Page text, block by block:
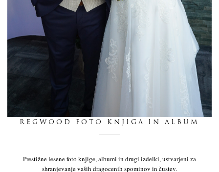
REGWOOD FOTO KNJIGA IN ALBUM
Prestižne lesene foto knjige, albumi in drugi izdelki, ustvarjeni za
shranjevanje vaših dragocenih spominov in čustev.